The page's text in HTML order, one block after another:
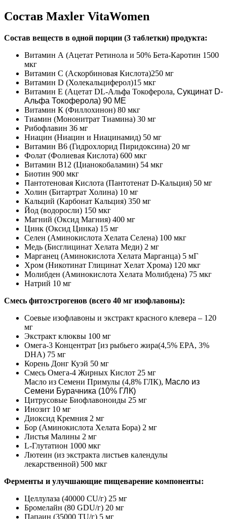
Состав Maxler VitaWomen
Состав веществ в одной порции (3 таблетки) продукта:
Витамин А (Ацетат Ретинола и 50% Бета-Каротин 1500
мкг
Витамин С (Аскорбиновая Кислота)250 мг
Витамин D (Холекальциферол)15 мкг
Витамин Е (Ацетат DL-Альфа Токоферола, Сукцинат D-
Альфа Токоферола) 90 МЕ
Витамин К (Филлохинон) 80 мкг
Тиамин (Мононитрат Тиамина) 30 мг
Рибофлавин 36 мг
Ниацин (Ниацин и Ниацинамид) 50 мг
Витамин В6 (Гидрохлорид Пиридоксина) 20 мг
Фолат (Фолиевая Кислота) 600 мкг
Витамин В12 (Цианокобаламин) 54 мкг
Биотин 900 мкг
Пантотеновая Кислота (Пантотенат D-Кальция) 50 мг
Холин (Битартрат Холина) 10 мг
Кальций (Карбонат Кальция) 350 мг
Йод (водоросли) 150 мкг
Магний (Оксид Магния) 400 мг
Цинк (Оксид Цинка) 15 мг
Селен (Аминокислота Хелата Селена) 100 мкг
Медь (Бисглицинат Хелата Меди) 2 мг
Марганец (Аминокислота Хелата Марганца) 5 мГ
Хром (Никотинат Глицинат Хелат Хрома) 120 мкг
Молибден (Аминокислота Хелата Молибдена) 75 мкг
Натрий 10 мг
Смесь фитоэстрогенов (всего 40 мг изофлавоны):
Cоевые изофлавоны и экстракт красного клевера – 120
мг
Экстракт клюквы 100 мг
Омега-3 Концентрат [из рыбьего жира(4,5% EPA, 3%
DHA) 75 мг
Корень Донг Куэй 50 мг
Смесь Омега-4 Жирных Кислот 25 мг
Масло из Семени Примулы (4,8% ГЛК), Масло из
Семени Бурачника (10% ГЛК)
Цитрусовые Биофлавоноиды 25 мг
Инозит 10 мг
Диоксид Кремния 2 мг
Бор (Аминокислота Хелата Бора) 2 мг
Листья Малины 2 мг
L-Глутатион 1000 мкг
Лютеин (из экстракта листьев календулы
лекарственной) 500 мкг
Ферменты и улучшающие пищеварение компоненты:
Целлулаза (40000 CU/г) 25 мг
Бромелайн (80 GDU/г) 20 мг
Папаин (35000 TU/г) 5 мг